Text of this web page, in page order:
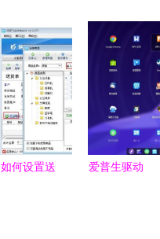
工程专业深
度解读
下载指南
安全获取软
件的正确方
式
如何设置送
爱普生驱动